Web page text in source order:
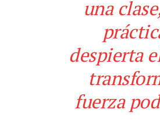
una
despierta
fuerza